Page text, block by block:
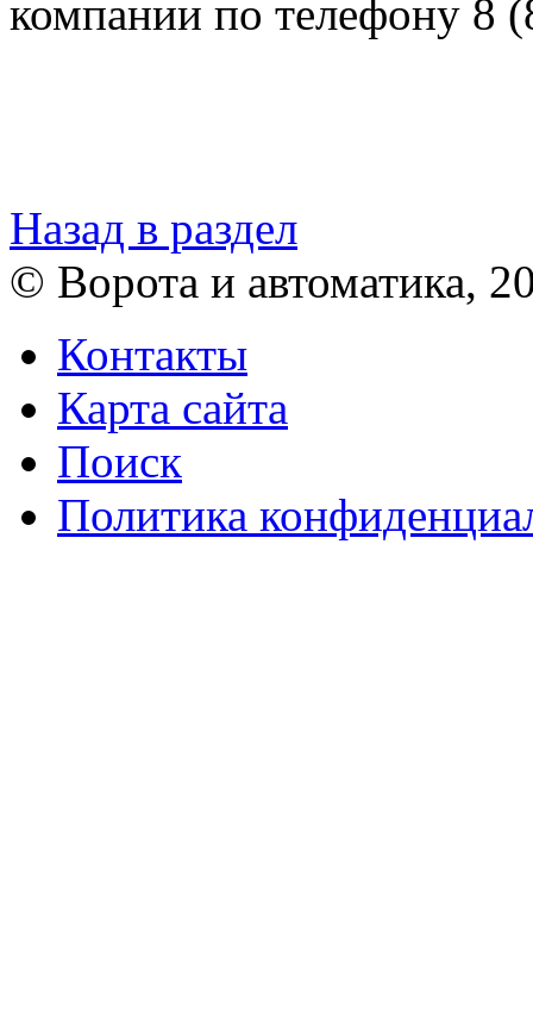
компании по телефону 8
Назад в раздел
© Ворота и автоматика,
Контакты
Карта сайта
Поиск
Политика